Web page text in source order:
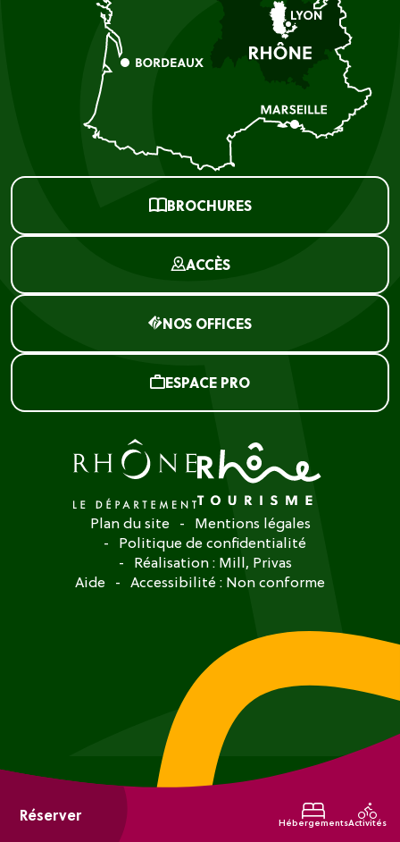
Réserver HébergementsActivités
BROCHURES
ACCÈS
NOS OFFICES
ESPACE PRO
Plan du site
Mentions légales
Politique de confidentialité
Réalisation : Mill, Privas
Aide
Accessibilité : Non conforme